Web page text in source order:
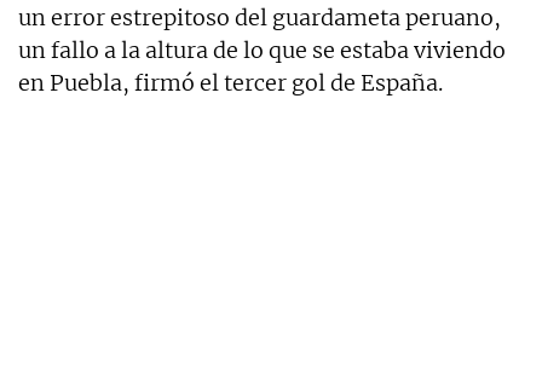
un error estrepitoso del guardameta peruano,
un fallo a la altura de lo que se estaba viviendo
en Puebla, firmó el tercer gol de España.